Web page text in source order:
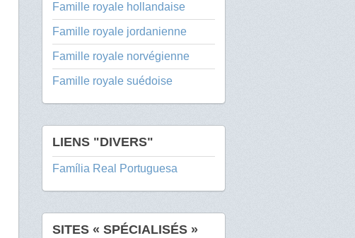
Famille royale hollandaise
Famille royale jordanienne
Famille royale norvégienne
Famille royale suédoise
LIENS "DIVERS"
Família Real Portuguesa
SITES « SPÉCIALISÉS »